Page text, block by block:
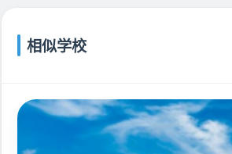
相似学校